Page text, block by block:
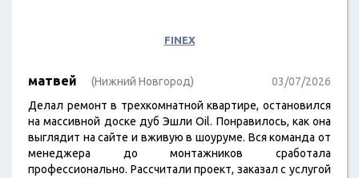
FINEX
матвей (Нижний Новгород)
03/07/2026
Делал ремонт в трехкомнатной квартире, остановился
на массивной доске дуб Эшли Oil. Понравилось, как она
выглядит на сайте и вживую в шоуруме. Вся команда от
менеджера до монтажников сработала
профессионально. Рассчитали проект, заказал с услугой